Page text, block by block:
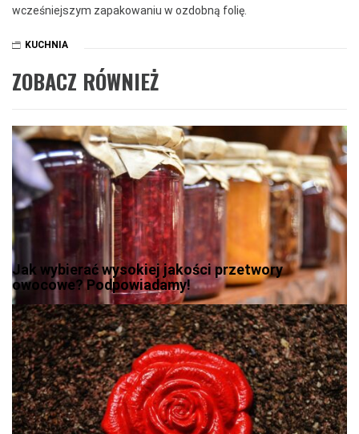
wcześniejszym zapakowaniu w ozdobną folię.
KUCHNIA
ZOBACZ RÓWNIEŻ
Jak wybierać wysokiej jakości przetwory
owocowe? Podpowiadamy!